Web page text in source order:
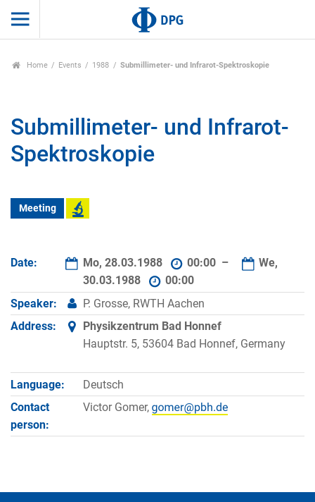
Home Events 1988 Submillimeter- und Infrarot-Spektroskopie
Submillimeter- und Infrarot-
Spektroskopie
Meeting
Date: Mo, 28.03.1988 00:00 –
We,
30.03.1988
00:00
Speaker:
P. Grosse, RWTH Aachen
Address:
Physikzentrum Bad Honnef
Hauptstr. 5, 53604 Bad Honnef, Germany
Language:
Deutsch
Contact
person:
Victor Gomer,